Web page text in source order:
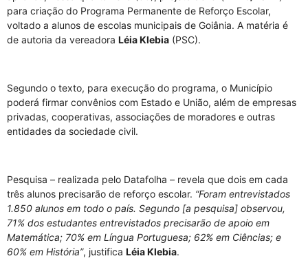
para criação do Programa Permanente de Reforço Escolar,
voltado a alunos de escolas municipais de Goiânia. A matéria é
de autoria da vereadora Léia Klebia (PSC).
Segundo o texto, para execução do programa, o Município
poderá firmar convênios com Estado e União, além de empresas
privadas, cooperativas, associações de moradores e outras
entidades da sociedade civil.
Pesquisa – realizada pelo Datafolha – revela que dois em cada
três alunos precisarão de reforço escolar. “Foram entrevistados
1.850 alunos em todo o país. Segundo [a pesquisa] observou,
71% dos estudantes entrevistados precisarão de apoio em
Matemática; 70% em Língua Portuguesa; 62% em Ciências; e
60% em História”, justifica Léia Klebia.